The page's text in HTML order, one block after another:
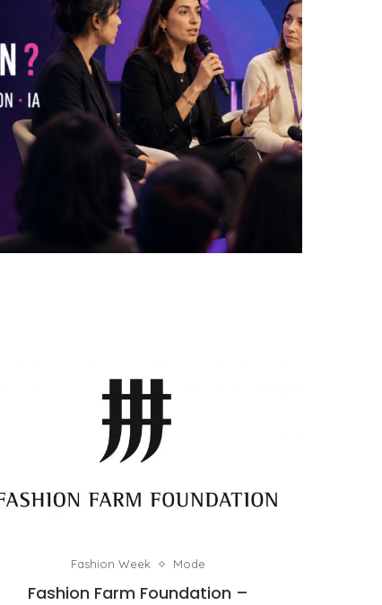
DANS LA TECH, LA PARITÉ N’EST PLUS UN
SUJET D’IMAGE MAIS DE...
Pascal Iakovou
Fashion Week Mode
Fashion Farm Foundation –